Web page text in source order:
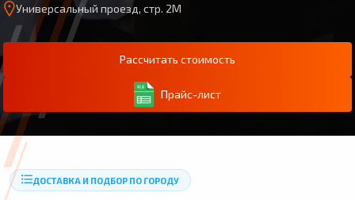
Универсальный проезд, стр. 2М
Рассчитать стоимость
Прайс-лист
ДОСТАВКА И ПОДБОР ПО ГОРОДУ